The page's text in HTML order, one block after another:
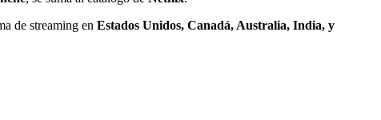
de streaming en Estados Unidos, Canadá, Australia, India, y